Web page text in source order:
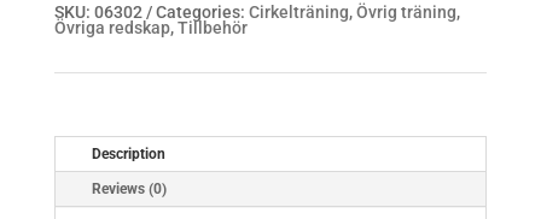
SKU: 06302 Categories: Cirkelträning,Övrig träning,
Övriga redskap,Tillbehör
Description
Reviews (0)